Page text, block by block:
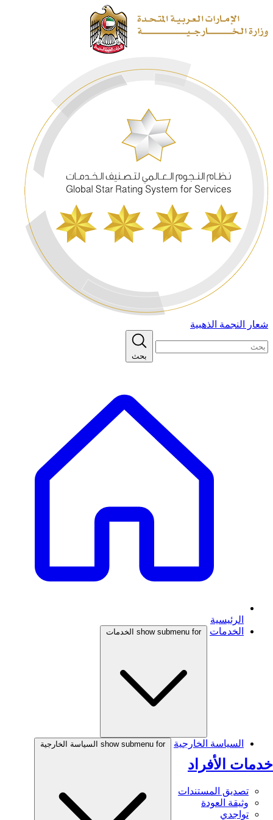
شعار النجمة الذهبية
بحث
الرئيسية
الخدمات
show submenu for الخدمات
خدمات الأفراد
تصديق المستندات
وثيقة العودة
تواجدي
السياسة الخارجية show submenu for السياسة الخارجية